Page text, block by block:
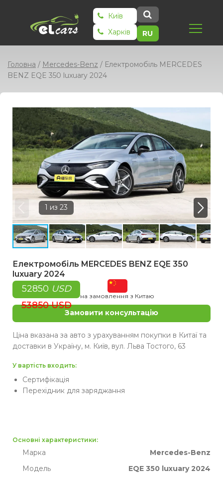
Київ
Харків
RU
Головна / Mercedes-Benz / Електромобіль MERCEDES
BENZ EQE 350 luxuary 2024
Електромобіль MERCEDES BENZ EQE 350
luxuary 2024
52850 USD
53850 USD
на замовлення з Китаю
Замовити консультацію
Ціна вказана за авто з урахуванням покупки в Китаї та
доставки в Україну, м. Київ, вул. Льва Тостого, 63
У вартість входить:
Сертифікація
Перехідник для заряджання
Основні характеристики:
Марка
Mercedes-Benz
Модель
EQE 350 luxuary 2024